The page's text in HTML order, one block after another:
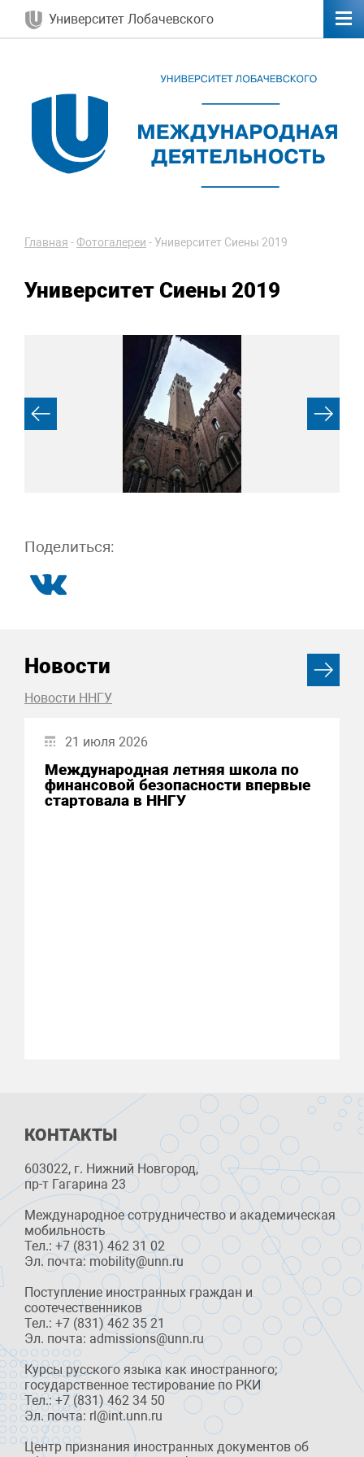
Университет Лобачевского
Главная -Фотогалереи - Университет Сиены 2019
Университет Сиены 2019
Поделиться:
Новости
Новости ННГУ
21 июля 2026
Международная летняя школа по
финансовой безопасности впервые
стартовала в ННГУ
КОНТАКТЫ
603022, г. Нижний Новгород,
пр-т Гагарина 23
Международное сотрудничество и академическая
мобильность
Тел.: +7 (831) 462 31 02
Эл. почта: mobility@unn.ru
Поступление иностранных граждан и
соотечественников
Тел.: +7 (831) 462 35 21
Эл. почта: admissions@unn.ru
Курсы русского языка как иностранного;
государственное тестирование по РКИ
Тел.: +7 (831) 462 34 50
Эл. почта: rl@int.unn.ru
Центр признания иностранных документов об